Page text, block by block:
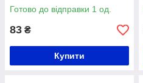
Готово до відправки 1 од.
83 ₴
Купити